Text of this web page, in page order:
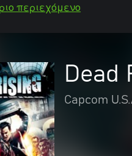
περιεχόμενο
Dead
Capcom